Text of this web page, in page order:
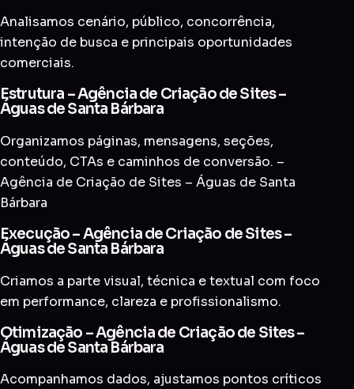
Analisamos cenário, público, concorrência,
intenção de busca e principais oportunidades
comerciais.
Estrutura – Agência de Criação de Sites –
Águas de Santa Bárbara
Organizamos páginas, mensagens, seções,
conteúdo, CTAs e caminhos de conversão. –
Agência de Criação de Sites – Águas de Santa
Bárbara
Execução – Agência de Criação de Sites –
Águas de Santa Bárbara
Criamos a parte visual, técnica e textual com foco
em performance, clareza e profissionalismo.
Otimização – Agência de Criação de Sites –
Águas de Santa Bárbara
Acompanhamos dados, ajustamos pontos críticos